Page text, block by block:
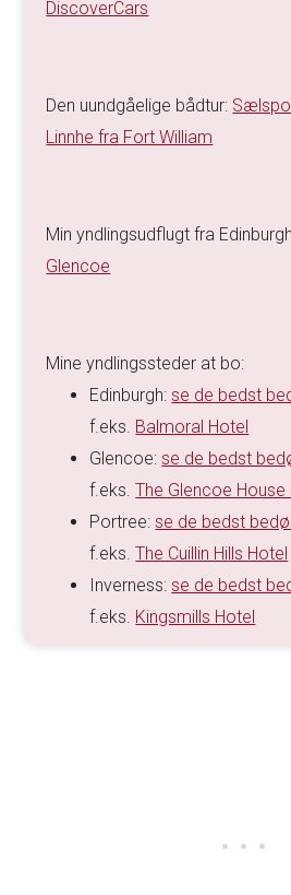
DiscoverCars
Den uundgåelige bådtur:
Linnhe fra Fort William
Min yndlingsudflugt fra
Glencoe
Mine yndlingssteder at bo:
Edinburgh:se de bedst
f.eks. Balmoral Hotel
Glencoe:se de bedst
f.eks.The Glencoe House
Portree:se de bedst
f.eks.The Cuillin Hills Hotel
Inverness:se de bedst
f.eks. Kingsmills Hotel